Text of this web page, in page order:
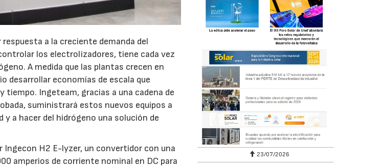
a la creciente demanda del
los electrolizadores, tiene cada vez
A medida que las plantas crecen en
desarrollar economías de escala que
Ingeteam, gracias a una cadena de
suministrará estos nuevos equipos a
a hacer del hidrógeno una solución de
H2 E-lyzer, un convertidor con una
amperios de corriente nominal en DC para
2026 23/07/2026